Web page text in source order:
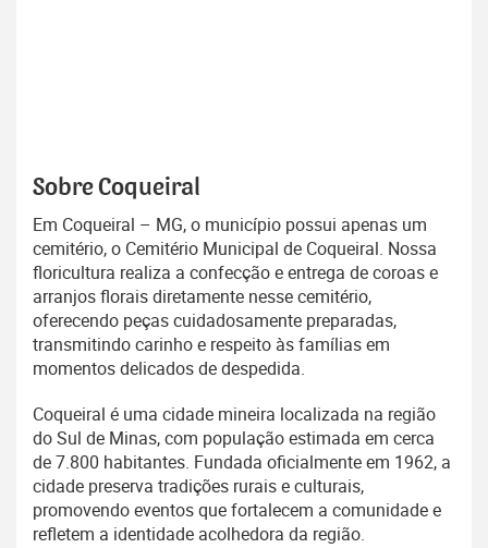
Sobre Coqueiral
Em Coqueiral – MG, o município possui apenas um
cemitério, o Cemitério Municipal de Coqueiral. Nossa
floricultura realiza a confecção e entrega de coroas e
arranjos florais diretamente nesse cemitério,
oferecendo peças cuidadosamente preparadas,
transmitindo carinho e respeito às famílias em
momentos delicados de despedida.
Coqueiral é uma cidade mineira localizada na região
do Sul de Minas, com população estimada em cerca
de 7.800 habitantes. Fundada oficialmente em 1962, a
cidade preserva tradições rurais e culturais,
promovendo eventos que fortalecem a comunidade e
refletem a identidade acolhedora da região.